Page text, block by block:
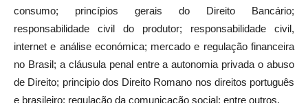
consumo; princípios gerais do Direito Bancário;
responsabilidade civil do produtor; responsabilidade civil,
internet e análise económica; mercado e regulação financeira
no Brasil; a cláusula penal entre a autonomia privada o abuso
de Direito; principio dos Direito Romano nos direitos português
e brasileiro; regulação da comunicação social; entre outros.